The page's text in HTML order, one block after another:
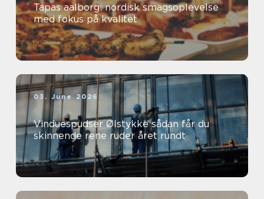
Tapas aalborg: nordisk smagsoplevelse
med fokus på kvalitet
03. June 2026
Vinduespudser Ølstykke sådan får du
skinnende rene ruder året rundt